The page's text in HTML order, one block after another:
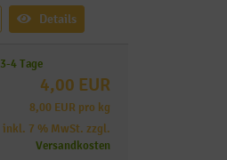
Details
3-4 Tage
4,00 EUR
8,00 EUR pro kg
inkl. 7 % MwSt. zzgl.
Versandkosten